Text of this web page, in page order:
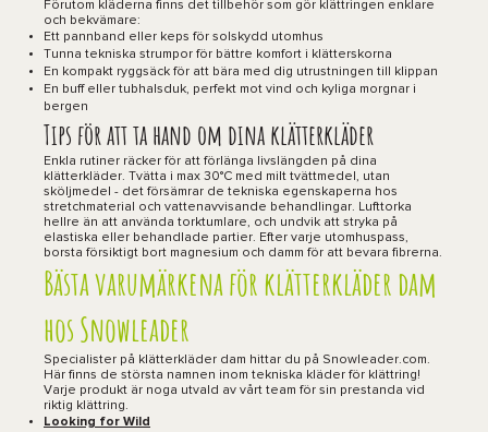
Förutom kläderna finns det tillbehör som gör klättringen enklare
och bekvämare:
Ett pannband eller keps för solskydd utomhus
Tunna tekniska strumpor för bättre komfort i klätterskorna
En kompakt ryggsäck för att bära med dig utrustningen till klippan
En buff eller tubhalsduk, perfekt mot vind och kyliga morgnar i
bergen
Tips för att ta hand om dina klätterkläder
Enkla rutiner räcker för att förlänga livslängden på dina
klätterkläder. Tvätta i max 30°C med milt tvättmedel, utan
sköljmedel - det försämrar de tekniska egenskaperna hos
stretchmaterial och vattenavvisande behandlingar. Lufttorka
hellre än att använda torktumlare, och undvik att stryka på
elastiska eller behandlade partier. Efter varje utomhuspass,
borsta försiktigt bort magnesium och damm för att bevara fibrerna.
Bästa varumärkena för klätterkläder dam
hos Snowleader
Specialister på klätterkläder dam hittar du på Snowleader.com.
Här finns de största namnen inom tekniska kläder för klättring!
Varje produkt är noga utvald av vårt team för sin prestanda vid
riktig klättring.
Looking for Wild